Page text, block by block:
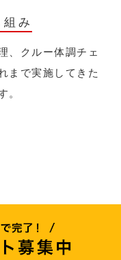
み
、クルー体調チェ
まで実施してきた
。